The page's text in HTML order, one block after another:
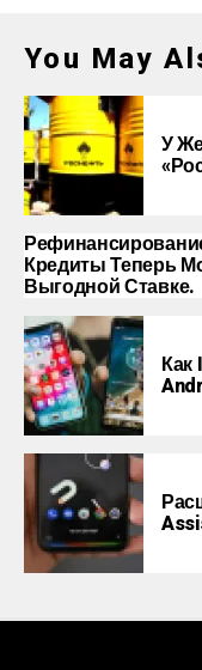
You May
У
Кредиты Теперь
Выгодной Ставке.
Как